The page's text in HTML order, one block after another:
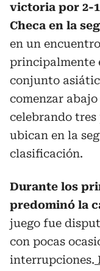
victoria por 2-
Checa en la
en un
principalmente
conjunto
comenzar
celebrando
ubican en la
clasificación.
Durante los
predominó la
juego fue
con pocas
interrupciones.